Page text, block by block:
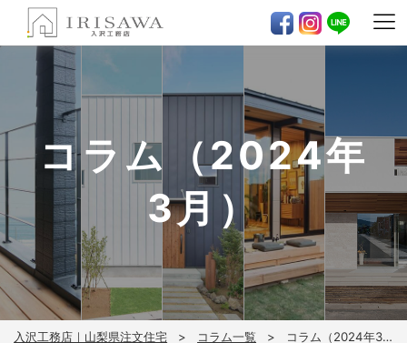
コラム（2024年
3月）
入沢工務店｜山梨県注文住宅 コラム一覧 コラム（2024年3月）